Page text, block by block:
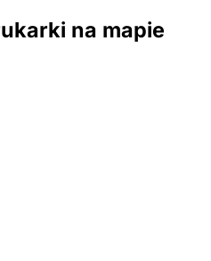
na mapie